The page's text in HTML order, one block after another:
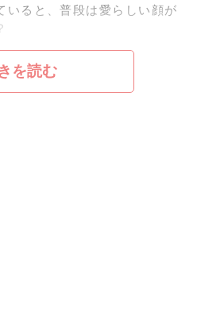
いると、普段は愛らしい顔が
を読む